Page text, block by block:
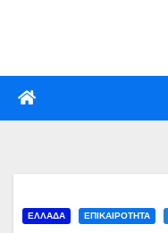
ΕΛΛΑΔΑ ΕΠΙΚΑΙΡΟΤΗΤΑ